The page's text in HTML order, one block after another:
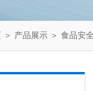
＞ 产品展示 ＞ 食品安